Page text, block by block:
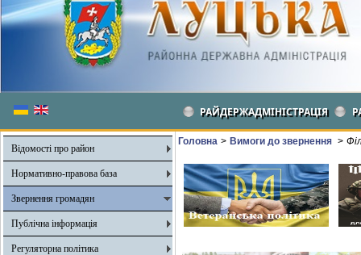
РАЙДЕРЖАДМІНІСТРАЦІЯ
Відомості про район
Нормативно-правова база
Звернення громадян
Публічна інформація
Регуляторна політика
Головна > Вимоги до звернення >